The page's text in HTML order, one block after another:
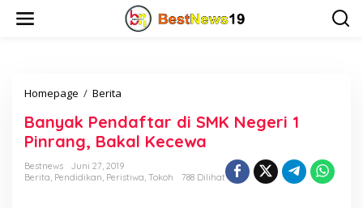
Homepage / Berita
n
y
a
k
P
Banyak Pendaftar di SMK Negeri 1
Pinrang, Bakal Kecewa
Bestnews
Juni 27, 2019
Berita, Pendidikan, Peristiwa, Tokoh 788 Dilihat